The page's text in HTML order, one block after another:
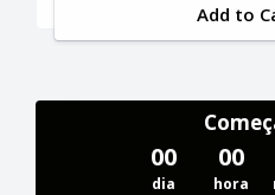
Add to
00
dia
00
hora